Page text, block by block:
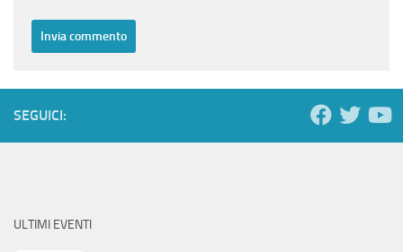
SEGUICI:
ULTIMI EVENTI